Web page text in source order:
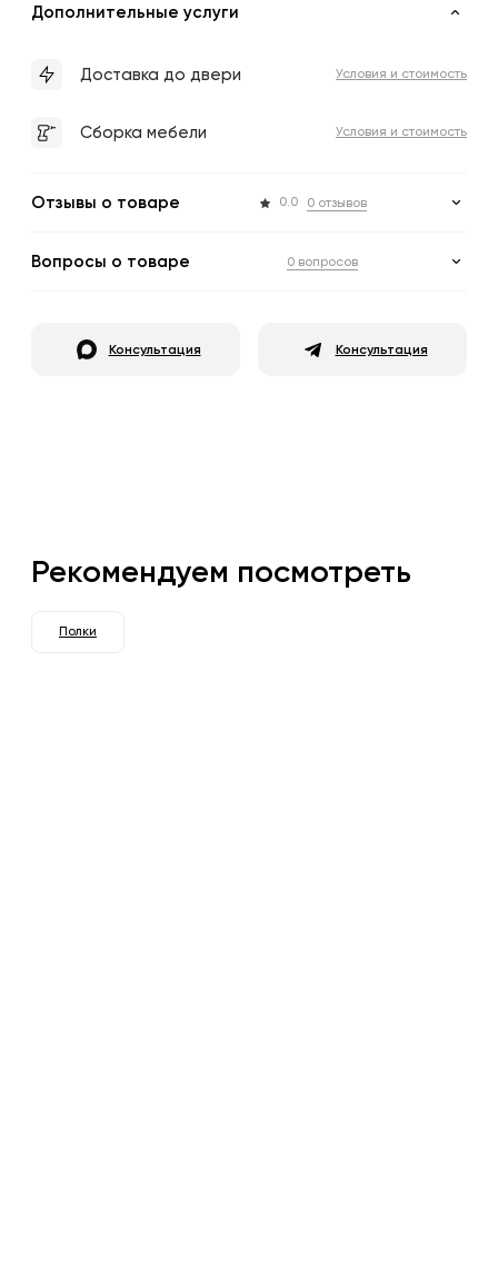
Дополнительные услуги
Доставка до двери Условия и стоимость
Сборка мебели Условия и стоимость
Отзывы о товаре 0.0 0 отзывов
Вопросы о товаре 0 вопросов
Консультация Консультация
Рекомендуем посмотреть
Полки